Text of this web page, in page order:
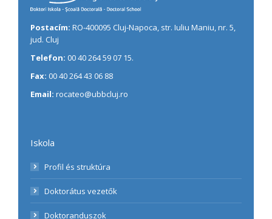
Postacím: RO-400095 Cluj-Napoca, str. Iuliu Maniu, nr. 5,
jud. Cluj
Telefon: 00 40 264 59 07 15.
Fax: 00 40 264 43 06 88
Email: rocateo@ubbcluj.ro
Iskola
Profil és struktúra
Doktorátus vezetők
Doktoranduszok